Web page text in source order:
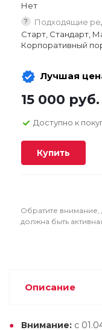
Нет
?
Подходящие
Старт, Стандарт,
Корпоративный
Лучшая
15 000 руб.
Доступно к
Купить
Обратите
должна быть
Описание
Внимание: с